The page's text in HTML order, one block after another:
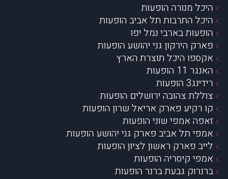
היכל מנורה הופעות
היכל התרבות תל אביב הופעות
הופעות בארבי נמל יפו
פארק הירקון גני יהושע הופעות
אקספו היכל תוצרת הארץ
האנגר 11 הופעות
רידינג3 הופעות
צוללת צהובה ירושלים הופעות
קו רקיע פארק אריאל שרון הופעות
זאפה אמפי שוני הופעות
אמפי תל אביב פארק גני יהושע הופעות
לייב פארק ראשון לציון הופעות
אמפי קיסריה הופעות
ברנרוק גבעת ברנר הופעות